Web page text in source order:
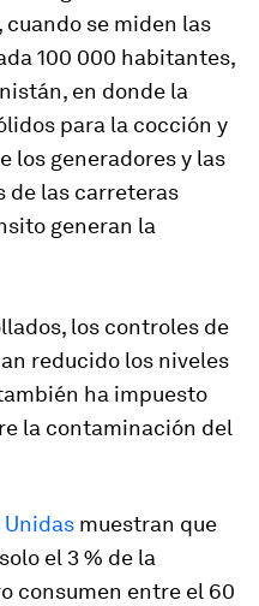
cuando se miden las
100 000 habitantes,
en donde la
para la cocción y
los generadores y las
de las carreteras
generan la
los controles de
reducido los niveles
ha impuesto
la contaminación del
Unidas muestran que
el 3 % de la
consumen entre el 60